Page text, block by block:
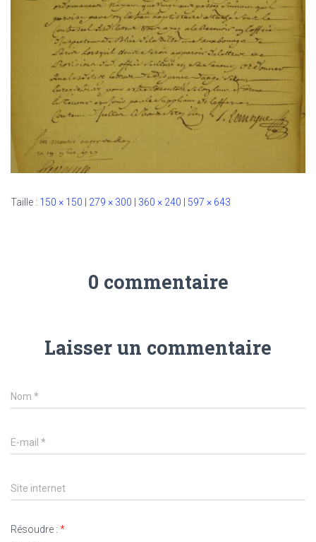
Taille : 150 × 150 279 × 300 360 × 240 597 × 643
0 commentaire
Laisser un commentaire
Nom *
E-mail *
Site internet
Résoudre : *